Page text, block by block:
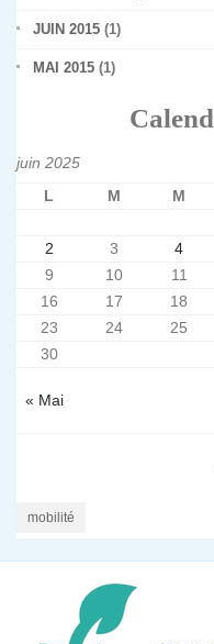
JUIN 2015 (1)
MAI 2015 (1)
juin 2025
L
M M
« Mai
2
3 4
9
10 11
16
17 18
23
24 25
30
mobilité